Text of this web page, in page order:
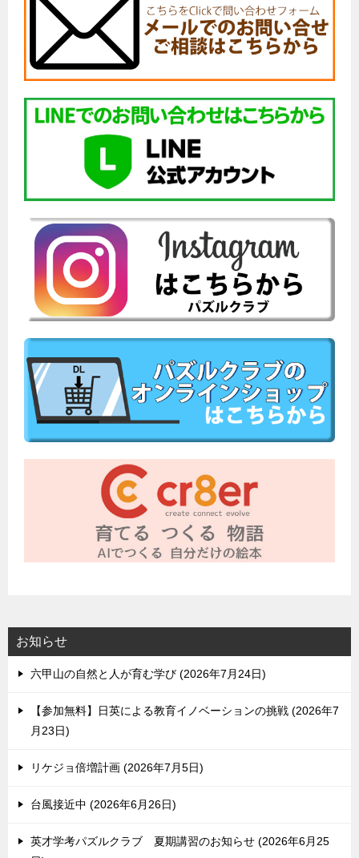
お知らせ
六甲山の自然と人が育む学び 2026年7月24日
【参加無料】日英による教育イノベーションの挑戦
2026年7
月23日
リケジョ倍増計画 2026年7月5日
台風接近中 2026年6月26日
英才学考パズルクラブ 夏期講習のお知らせ
2026年6月25